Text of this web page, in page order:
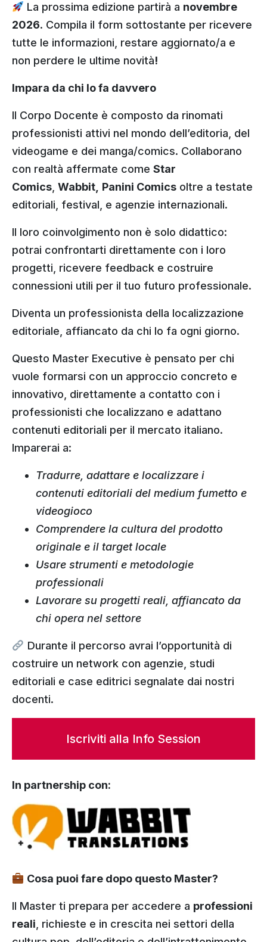
La prossima edizione partirà a novembre
2026. Compila il form sottostante per ricevere
tutte le informazioni, restare aggiornato/a e
non perdere le ultime novità!
Impara da chi lo fa davvero
Il Corpo Docente è composto da rinomati
professionisti attivi nel mondo dell’editoria, del
videogame e dei manga/comics. Collaborano
con realtà affermate come Star
Comics Wabbit, Panini Comics oltre a testate
editoriali, festival, e agenzie internazionali.
Il loro coinvolgimento non è solo didattico:
potrai confrontarti direttamente con i loro
progetti, ricevere feedback e costruire
connessioni utili per il tuo futuro professionale.
Diventa un professionista della localizzazione
editoriale, affiancato da chi lo fa ogni giorno.
Questo Master Executive è pensato per chi
vuole formarsi con un approccio concreto e
innovativo, direttamente a contatto con i
professionisti che localizzano e adattano
contenuti editoriali per il mercato italiano.
Imparerai a:
Tradurre, adattare e localizzare i
contenuti editoriali del medium fumetto e
videogioco
Comprendere la cultura del prodotto
originale e il target locale
Usare strumenti e metodologie
professionali
Lavorare su progetti reali, affiancato da
chi opera nel settore
Durante il percorso avrai l’opportunità di
costruire un network con agenzie, studi
editoriali e case editrici segnalate dai nostri
docenti.
Iscriviti alla Info Session
In partnership con:
Cosa puoi fare dopo questo Master?
Il Master ti prepara per accedere a professioni
reali , richieste e in crescita nei settori della